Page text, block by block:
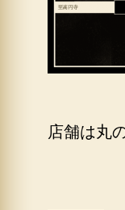
店舗は丸